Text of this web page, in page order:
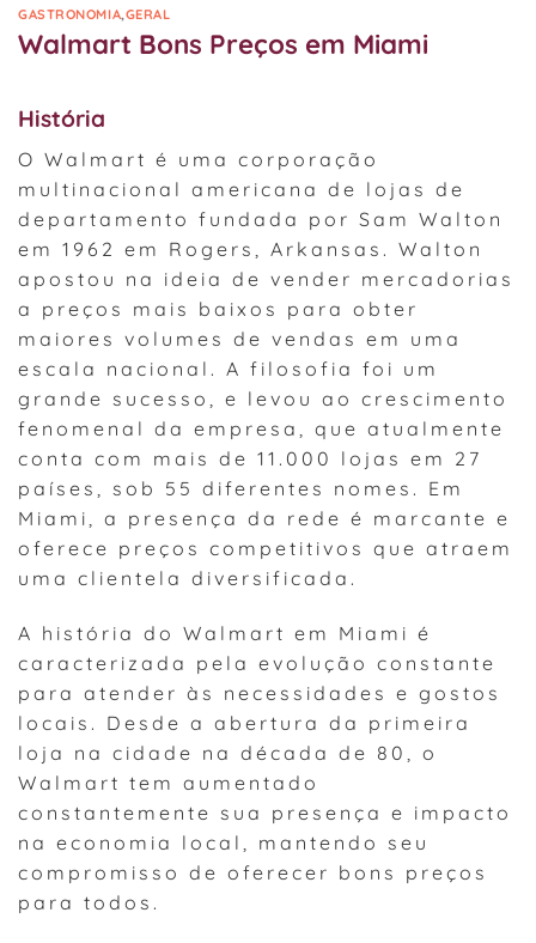
GASTRONOMIA,GERAL
Walmart Bons Preços em Miami
História
O Walmart é uma corporação
multinacional americana de lojas de
departamento fundada por Sam Walton
em 1962 em Rogers, Arkansas. Walton
apostou na ideia de vender mercadorias
a preços mais baixos para obter
maiores volumes de vendas em uma
escala nacional. A filosofia foi um
grande sucesso, e levou ao crescimento
fenomenal da empresa, que atualmente
conta com mais de 11.000 lojas em 27
países, sob 55 diferentes nomes. Em
Miami, a presença da rede é marcante e
oferece preços competitivos que atraem
uma clientela diversificada.
A história do Walmart em Miami é
caracterizada pela evolução constante
para atender às necessidades e gostos
locais. Desde a abertura da primeira
loja na cidade na década de 80, o
Walmart tem aumentado
constantemente sua presença e impacto
na economia local, mantendo seu
compromisso de oferecer bons preços
para todos.